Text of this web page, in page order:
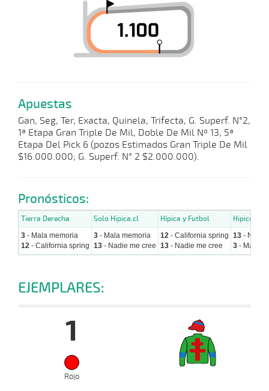
Apuestas
Gan, Seg, Ter, Exacta, Quinela, Trifecta, G. Superf. N°2,
1ª Etapa Gran Triple De Mil, Doble De Mil Nº 13, 5ª
Etapa Del Pick 6 (pozos Estimados Gran Triple De Mil
$16.000.000; G. Superf. N° 2 $2.000.000).
Pronósticos:
Tierra Derecha Solo Hipica.cl Hípica y Futbol Hipicos.cl
3 - Mala memoria
12 - California spring
3 - Mala memoria
13 - Nadie me cree
12 - California spring
13 - Nadie me cree
13 - Nadie
3 - Mala
EJEMPLARES:
1
Rojo